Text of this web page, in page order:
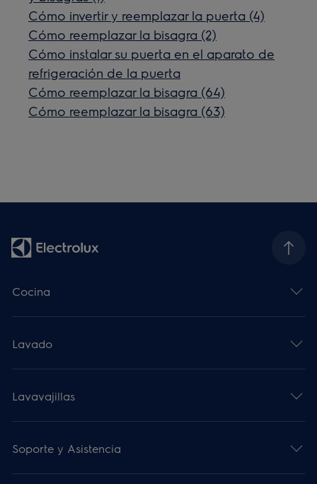
Cómo invertir y reemplazar la puerta (4)
Cómo reemplazar la bisagra (2)
Cómo instalar su puerta en el aparato de
refrigeración de la puerta
Cómo reemplazar la bisagra (64)
Cómo reemplazar la bisagra (63)
Cocina
Lavado
Lavavajillas
Soporte y Asistencia